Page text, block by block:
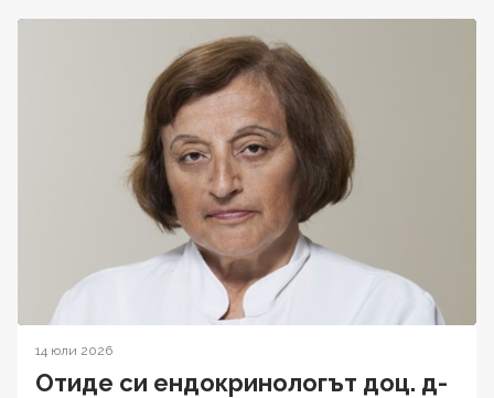
14 юли 2026
Отиде си ендокринологът доц. д-